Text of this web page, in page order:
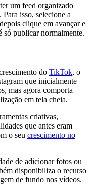
um feed organizado
isso, selecione a
clique em avançar e
só publicar normalmente.
do TikTok, o
que inicialmente
mas agora comporta
em tela cheia.
criativas,
que antes eram
o seu crescimento no
de adicionar fotos ou
disponibiliza o recurso
de fundo nos vídeos.